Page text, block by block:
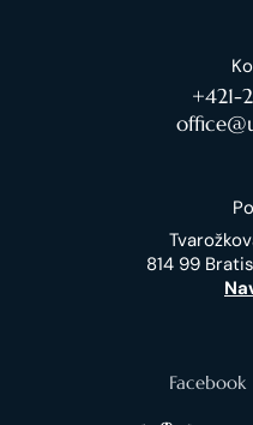
+421-
814 99
Facebook